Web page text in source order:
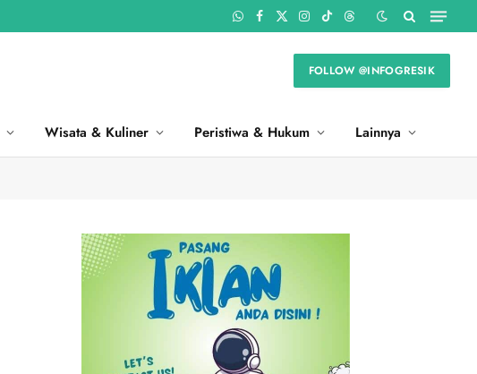
WhatsApp
Facebook
X
Instagram
TikTokThreads
FOLLOW @INFOGRESIK
Wisata & Kuliner Peristiwa & Hukum Lainnya